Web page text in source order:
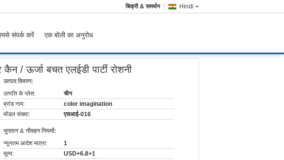
Hindi
बिक्री & समर्थन
संपर्क करें एक बोली का अनुरोध
/ ऊर्जा बचत एलईडी पार्टी रोशनी
उत्पाद विवरण:
उत्पत्ति के प्लेस:
चीन
ब्रांड नाम:
color imagination
मॉडल संख्या:
एसआई-016
भुगतान & नौवहन नियमों:
न्यूनतम आदेश मात्रा:
1
मूल्य:
USD+6.8+1